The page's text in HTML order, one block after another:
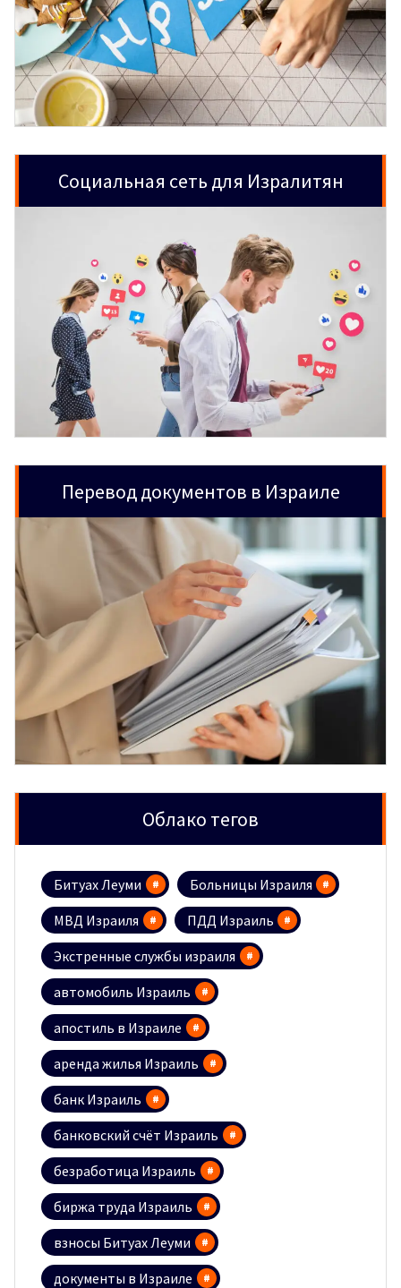
Социальная сеть для Изралитян
Перевод документов в Израиле
Облако тегов
Битуах Леуми
Больницы Израиля
МВД Израиля
ПДД Израиль
Экстренные службы израиля
автомобиль Израиль
апостиль в Израиле
аренда жилья Израиль
банк Израиль
банковский счёт Израиль
безработица Израиль
биржа труда Израиль
взносы Битуах Леуми
документы в Израиле